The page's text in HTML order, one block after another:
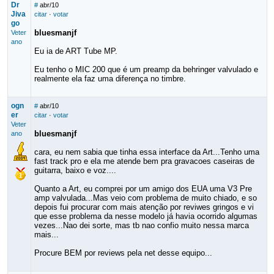
Dr
Jiva
go
Veter
ano
# abr/10
citar· votar
bluesmanjf
Eu ia de ART Tube MP.
Eu tenho o MIC 200 que é um preamp da behringer valvulado e
realmente ela faz uma diferença no timbre.
ogn
er
Veter
ano
# abr/10
citar· votar
bluesmanjf
cara, eu nem sabia que tinha essa interface da Art...Tenho uma
fast track pro e ela me atende bem pra gravacoes caseiras de
guitarra, baixo e voz....
Quanto a Art, eu comprei por um amigo dos EUA uma V3 Pre
amp valvulada...Mas veio com problema de muito chiado, e so
depois fui procurar com mais atenção por reviwes gringos e vi
que esse problema da nesse modelo já havia ocorrido algumas
vezes...Nao dei sorte, mas tb nao confio muito nessa marca
mais...
Procure BEM por reviews pela net desse equipo...